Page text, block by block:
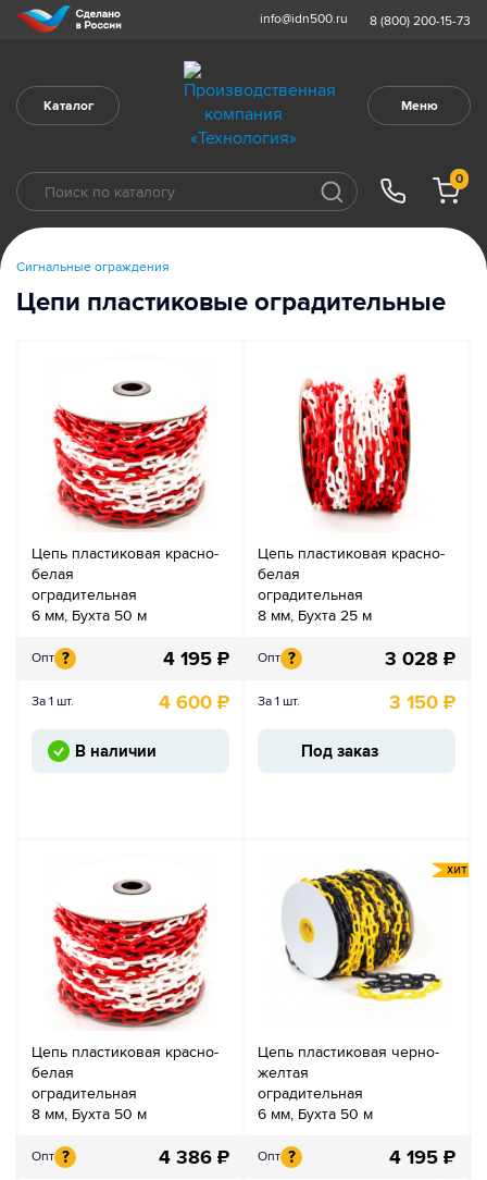
info@idn500.ru 8 (800) 200-15-73
Каталог Меню
0
Сигнальные ограждения
Цепи пластиковые оградительные
Цепь пластиковая красно-
белая
оградительная
6 мм, Бухта 50 м
Опт ? 4 195 ₽
За 1 шт. 4 600 ₽
В наличии
Цепь пластиковая красно-
белая
оградительная
8 мм, Бухта 25 м
Опт ? 3 028 ₽
За 1 шт. 3 150 ₽
Под заказ
Цепь пластиковая красно-
белая
оградительная
8 мм, Бухта 50 м
Опт ? 4 386 ₽
Цепь пластиковая черно-
желтая
оградительная
6 мм, Бухта 50 м
Опт ? 4 195 ₽